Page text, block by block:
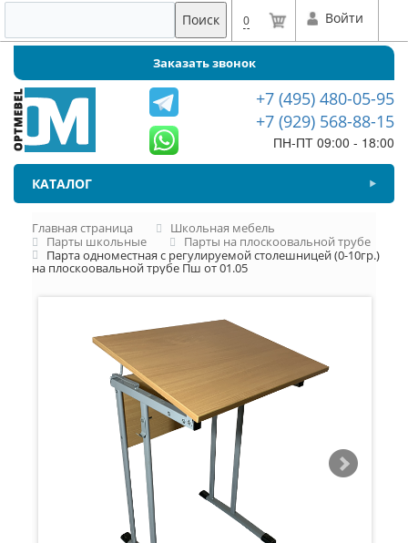
Поиск 0 Войти
Заказать звонок
+7 (495) 480-05-95
+7 (929) 568-88-15
ПН-ПТ 09:00 - 18:00
КАТАЛОГ
Главная страница
Школьная мебель
Парты школьные
Парты на плоскоовальной трубе
Парта одноместная с регулируемой столешницей (0-10гр.)
на плоскоовальной трубе Пш от 01.05